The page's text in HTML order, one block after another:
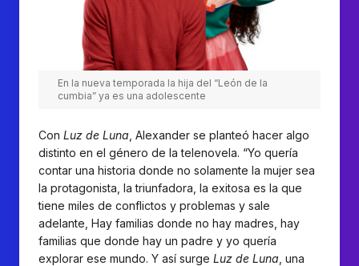
En la nueva temporada la hija del “León de la
cumbia” ya es una adolescente
Con Luz de Luna , Alexander se planteó hacer algo
distinto en el género de la telenovela. “Yo quería
contar una historia donde no solamente la mujer sea
la protagonista, la triunfadora, la exitosa es la que
tiene miles de conflictos y problemas y sale
adelante, Hay familias donde no hay madres, hay
familias que donde hay un padre y yo quería
explorar ese mundo. Y así surge Luz de Luna , una